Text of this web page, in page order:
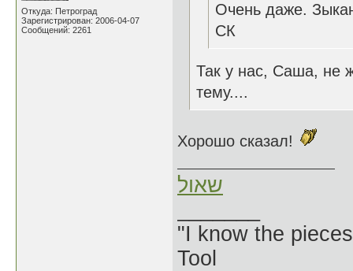
Откуда: Петроград
Зарегистрирован: 2006-04-07
Сообщений: 2261
Очень даже.
СК
Так у нас, Саша, не
тему....
Хорошо сказал!
שאול
"I know the
Tool